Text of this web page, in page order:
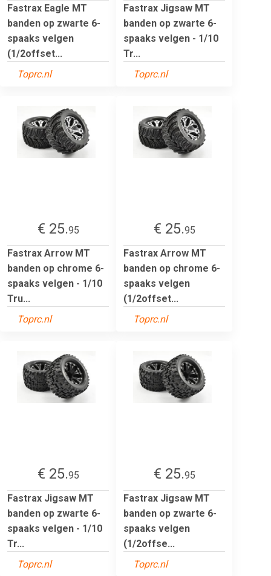
Fastrax Eagle MT
banden op zwarte 6-
spaaks velgen
(1/2offset...
Toprc.nl
Fastrax Jigsaw MT
banden op zwarte 6-
spaaks velgen - 1/10
Tr...
Toprc.nl
€ 25.95
Fastrax Arrow MT
banden op chrome 6-
spaaks velgen - 1/10
Tru...
Toprc.nl
€ 25.95
Fastrax Arrow MT
banden op chrome 6-
spaaks velgen
(1/2offset...
Toprc.nl
€ 25.95
Fastrax Jigsaw MT
banden op zwarte 6-
spaaks velgen - 1/10
Tr...
Toprc.nl
€ 25.95
Fastrax Jigsaw MT
banden op zwarte 6-
spaaks velgen
(1/2offse...
Toprc.nl